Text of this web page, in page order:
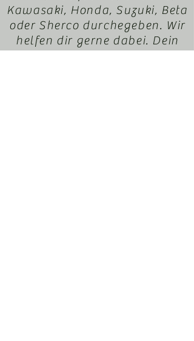
Kawasaki, Honda, Suzuki, Beta
oder Sherco durchegeben. Wir
helfen dir gerne dabei. Dein